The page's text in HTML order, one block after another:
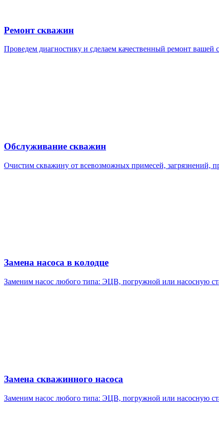
Ремонт скважин
Проведем диагностику и сделаем качественный ремонт вашей
Обслуживание скважин
Очистим скважину от всевозможных примесей, загрязнений,
Замена насоса в колодце
Заменим насос любого типа: ЭЦВ, погружной или насосную
Замена скважинного насоса
Заменим насос любого типа: ЭЦВ, погружной или насосную